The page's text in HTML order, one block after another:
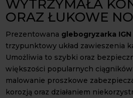
WYTRZYMAŁA
ORAZ ŁUKOWE
Prezentowana glebogryzarka IGN
trzypunktowy układ zawieszenia
Umożliwia to szybki oraz
większości popularnych
malowanie proszkowe
korozją oraz działaniem